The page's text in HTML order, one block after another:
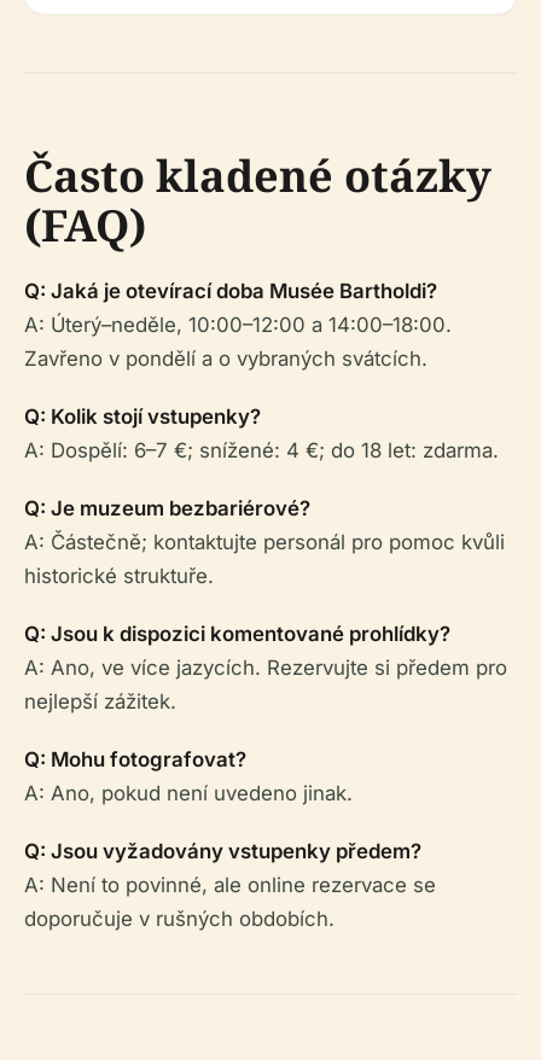
Často kladené otázky
(FAQ)
Q: Jaká je otevírací doba Musée Bartholdi?
A: Úterý–neděle, 10:00–12:00 a 14:00–18:00.
Zavřeno v pondělí a o vybraných svátcích.
Q: Kolik stojí vstupenky?
A: Dospělí: 6–7 €; snížené: 4 €; do 18 let: zdarma.
Q: Je muzeum bezbariérové?
A: Částečně; kontaktujte personál pro pomoc kvůli
historické struktuře.
Q: Jsou k dispozici komentované prohlídky?
A: Ano, ve více jazycích. Rezervujte si předem pro
nejlepší zážitek.
Q: Mohu fotografovat?
A: Ano, pokud není uvedeno jinak.
Q: Jsou vyžadovány vstupenky předem?
A: Není to povinné, ale online rezervace se
doporučuje v rušných obdobích.